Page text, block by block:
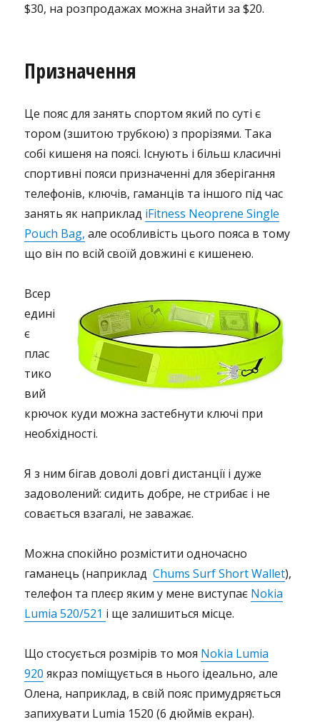
$30, на розпродажах можна знайти за $20.
Призначення
Це пояс для занять спортом який по суті є
тором (зшитою трубкою) з прорізями. Така
собі кишеня на поясі. Існують і більш класичні
спортивні пояси призначенні для зберігання
телефонів, ключів, гаманців та іншого під час
занять як наприклад iFitness Neoprene Single
Pouch Bag, але особливість цього пояса в тому
що він по всій своїй довжині є кишенею.
Всер
едині
є
плас
тико
вий
крючок куди можна застебнути ключі при
необхідності.
Я з ним бігав доволі довгі дистанції і дуже
задоволений: сидить добре, не стрибає і не
совається взагалі, не заважає.
Можна спокійно розмістити одночасно
гаманець (наприкладChums Surf Short Wallet),
телефон та плеєр яким у мене виступає Nokia
Lumia 520/521 і ще залишиться місце.
Що стосується розмірів то моя Nokia Lumia
920 якраз поміщується в нього ідеально, але
Олена, наприклад, в свій пояс примудряється
запихувати Lumia 1520 (6 дюймів екран).